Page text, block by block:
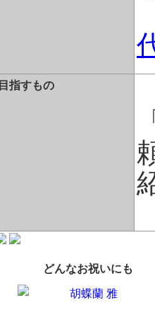
目指すもの
どんなお祝いにも